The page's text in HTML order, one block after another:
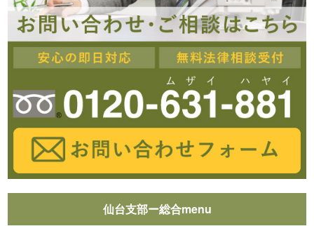
仙台支部ー総合menu